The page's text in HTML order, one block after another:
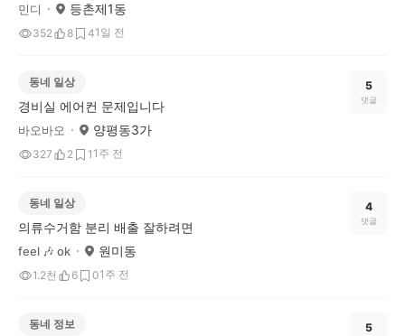
민디 등촌제1동
352 8 41일 전
동네 일상
경비실 에어컨 문제입니다
바오바오 양평동3가
327 2 1 1주 전
5
댓글
동네 일상
의류수거함 분리 배출 잘하려면
feel 🎶 ok 원미동
1.2천 6 01주 전
4
댓글
동네 정보 5